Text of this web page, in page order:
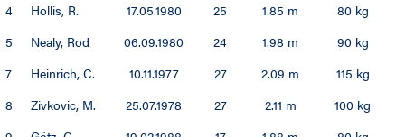
4 Hollis, R. 17.05.1980 25 1.85 m 80 kg
5
Nealy, Rod 06.09.1980 24 1.98 m
90 kg
7
Heinrich, C. 10.11.1977 27 2.09 m
115 kg
8
Zivkovic, M. 25.07.1978 27 2.11 m
100 kg